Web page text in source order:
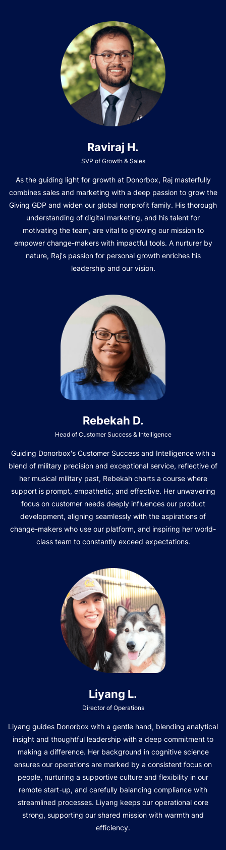
Raviraj H.
SVP of Growth & Sales
As the guiding light for growth at Donorbox, Raj masterfully
combines sales and marketing with a deep passion to grow the
Giving GDP and widen our global nonprofit family. His thorough
understanding of digital marketing, and his talent for
motivating the team, are vital to growing our mission to
empower change-makers with impactful tools. A nurturer by
nature, Raj's passion for personal growth enriches his
leadership and our vision.
Rebekah D.
Head of Customer Success & Intelligence
Guiding Donorbox's Customer Success and Intelligence with a
blend of military precision and exceptional service, reflective of
her musical military past, Rebekah charts a course where
support is prompt, empathetic, and effective. Her unwavering
focus on customer needs deeply influences our product
development, aligning seamlessly with the aspirations of
change-makers who use our platform, and inspiring her world-
class team to constantly exceed expectations.
Liyang L.
Director of Operations
Liyang guides Donorbox with a gentle hand, blending analytical
insight and thoughtful leadership with a deep commitment to
making a difference. Her background in cognitive science
ensures our operations are marked by a consistent focus on
people, nurturing a supportive culture and flexibility in our
remote start-up, and carefully balancing compliance with
streamlined processes. Liyang keeps our operational core
strong, supporting our shared mission with warmth and
efficiency.